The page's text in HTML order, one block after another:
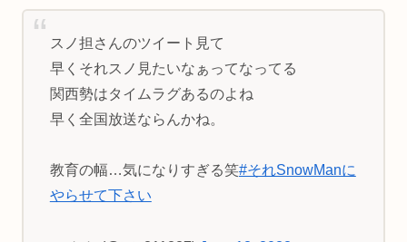
スノ担さんのツイート見て
早くそれスノ見たいなぁってなってる
関西勢はタイムラグあるのよね
早く全国放送ならんかね。
教育の幅…気になりすぎる笑#それSnowManに
やらせて下さい